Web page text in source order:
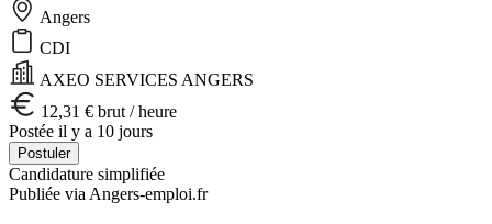
Angers
CDI
AXEO SERVICES ANGERS
12,31 € brut / heure
Postée il y a 10 jours
Postuler
Candidature simplifiée
Publiée via Angers-emploi.fr